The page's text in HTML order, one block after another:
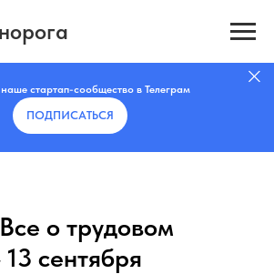
наше стартап-сообщество в Телеграм
ПОДПИСАТЬCЯ
о трудовом
сентября